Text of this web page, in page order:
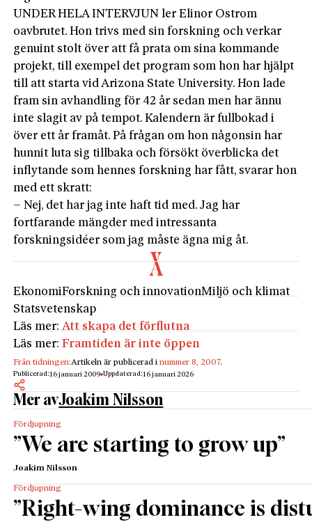
UNDER HELA INTERVJUN ler Elinor Ostrom
oavbrutet. Hon trivs med sin forskning och verkar
genuint stolt över att få prata om sina kommande
projekt, till exempel det program som hon har hjälpt
till att starta vid Arizona State University. Hon lade
fram sin avhandling för 42 år sedan men har ännu
inte slagit av på tempot. Kalendern är fullbokad i
över ett år framåt. På frågan om hon någonsin har
hunnit luta sig tillbaka och försökt överblicka det
inflytande som hennes forskning har fått, svarar hon
med ett skratt:
– Nej, det har jag inte haft tid med. Jag har
fortfarande mängder med intressanta
forskningsidéer som jag måste ägna mig åt.
EkonomiForskning och innovationMiljö och klimat
Statsvetenskap
Läs mer:Att skapa det förflutna
Läs mer:Framtiden är inte öppen
Från tidningen:Artikeln är publicerad inummer 8, 2007.
Publicerad:16 januari 2009 Uppdaterad:16 januari 2026
Mer avJoakim Nilsson
Fördjupning
”We are starting to grow up”
Joakim Nilsson
Fördjupning
”Right-wing dominance is